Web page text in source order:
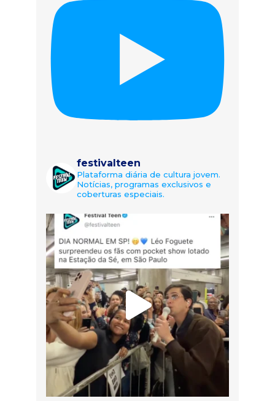
festivalteen
Plataforma diária de cultura jovem.
Notícias, programas exclusivos e
coberturas especiais.